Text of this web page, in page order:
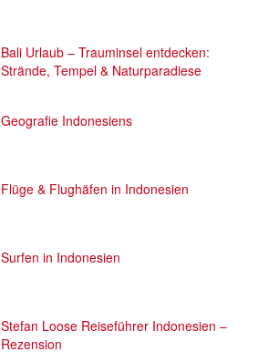
Bali Urlaub – Trauminsel entdecken:
Strände, Tempel & Naturparadiese
Geografie Indonesiens
Flüge & Flughäfen in Indonesien
Surfen in Indonesien
Stefan Loose Reiseführer Indonesien –
Rezension